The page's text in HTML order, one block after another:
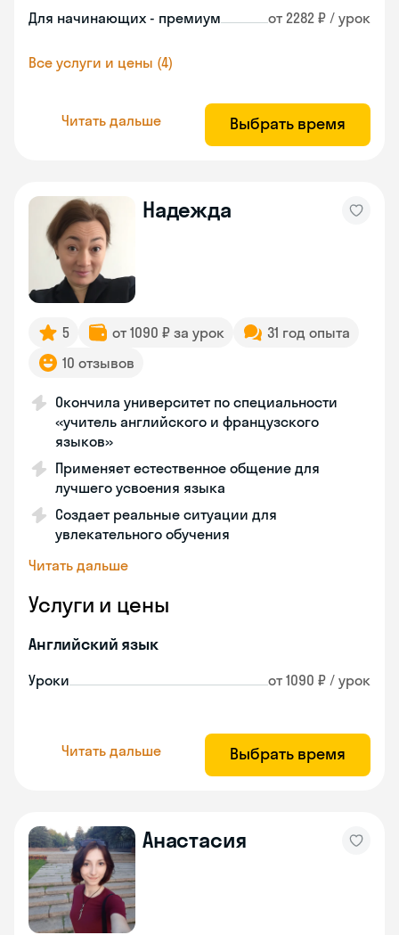
Для начинающих - премиум от 2282 ₽ / урок
Все услуги и цены (4)
Читать дальше Выбрать время
Надежда
5 от 1090 ₽ за урок
31 год опыта
10 отзывов
Окончила университет по специальности
«учитель английского и французского
языков»
Применяет естественное общение для
лучшего усвоения языка
Создает реальные ситуации для
увлекательного обучения
Читать дальше
Услуги и цены
Английский язык
Уроки от 1090 ₽ / урок
Читать дальше Выбрать время
Анастасия